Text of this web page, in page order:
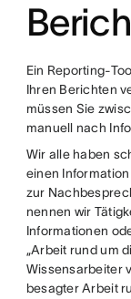
Ein Reporting-
Ihren Berichten
müssen Sie
manuell nach
Wir alle haben
einen
zur
nennen wir
Informationen
„Arbeit rund um
Wissensarbeiter
besagter Arbeit